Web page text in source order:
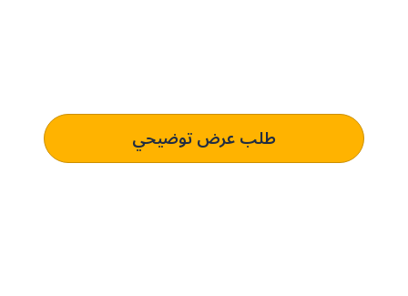
طلب عرض توضيحي